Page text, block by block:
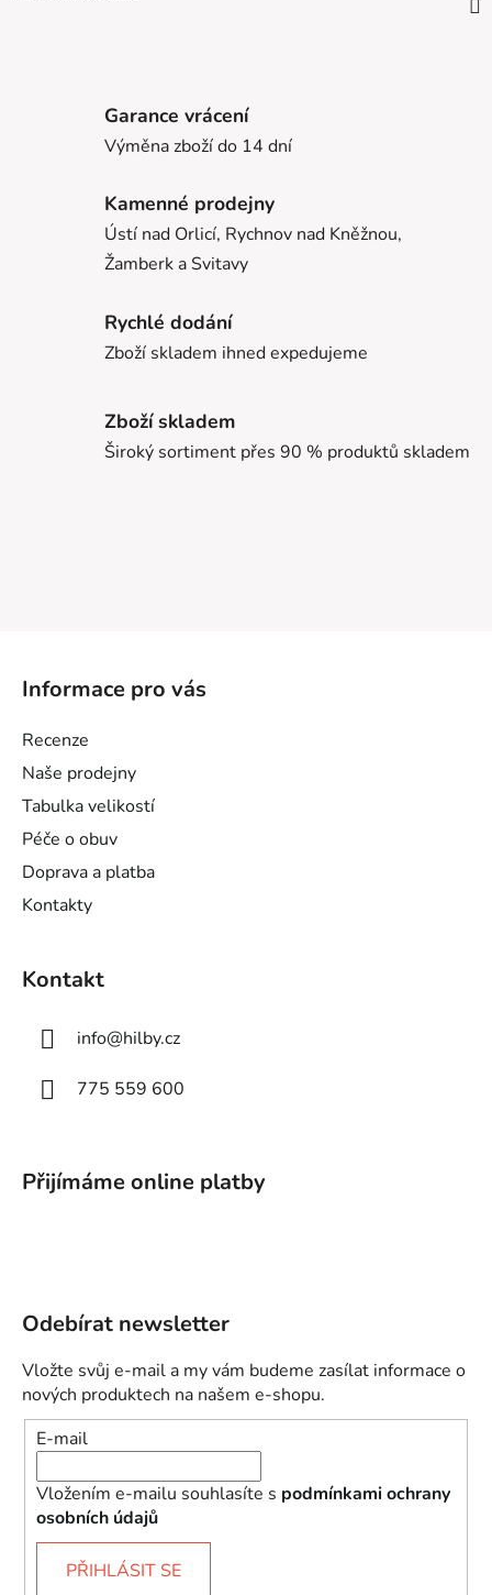
Garance vrácení
Výměna zboží do 14 dní
Kamenné prodejny
Ústí nad Orlicí, Rychnov nad Kněžnou,
Žamberk a Svitavy
Rychlé dodání
Zboží skladem ihned expedujeme
Zboží skladem
Široký sortiment přes 90 % produktů skladem
Informace pro vás
Recenze
Naše prodejny
Tabulka velikostí
Péče o obuv
Doprava a platba
Kontakty
Kontakt
info@hilby.cz
775 559 600
Přijímáme online platby
Odebírat newsletter
Vložte svůj e-mail a my vám budeme zasílat informace o
nových produktech na našem e-shopu.
E-mail
Vložením e-mailu souhlasíte s podmínkami ochrany
osobních údajů
PŘIHLÁSIT SE